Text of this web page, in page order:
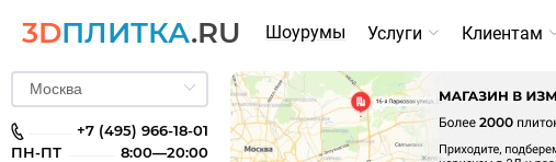
3DПЛИТКА.RU Шоурумы Услуги Клиентам
+7 (495) 966-18-01
ПН-ПТ
8:00—20:00